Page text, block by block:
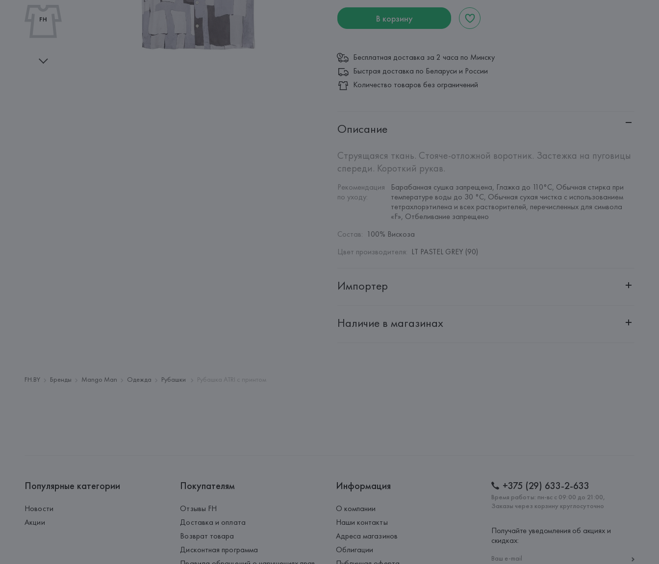
В корзину
Бесплатная доставка за 2 часа по Минску
Быстрая доставка по Беларуси и России
Количество товаров без ограничений
Описание
Струящаяся ткань. Стояче-отложной воротник. Застежка на пуговицы
спереди. Короткий рукав.
Рекомендация
по уходу:
Барабанная сушка запрещена, Глажка до 110°C, Обычная стирка при
температуре воды до 30 °C, Обычная сухая чистка с использованием
тетрахлорэтилена и всех растворителей, перечисленных для символа
«F», Отбеливание запрещено
Состав: 100% Вискоза
Цвет производителя: LT PASTEL GREY (90)
Импортер
Адрес: Республика Беларусь, 220030, г. Минск, ул. Немига, 5, пом. 39, ком. 1
Наличие в магазинах
FH.BY Бренды Mango Man Одежда Рубашки Рубашка ATRI с принтом
Популярные категории
Новости
Акции
Покупателям
Отзывы FH
Доставка и оплата
Возврат товара
Дисконтная программа
Информация
О компании
Наши контакты
Адреса магазинов
Облигации
+375 (29) 633-2-633
Время работы: пн-вс с 09:00 до 21:00,
Заказы через корзину круглосуточно
Получайте уведомления об акциях и
скидках: